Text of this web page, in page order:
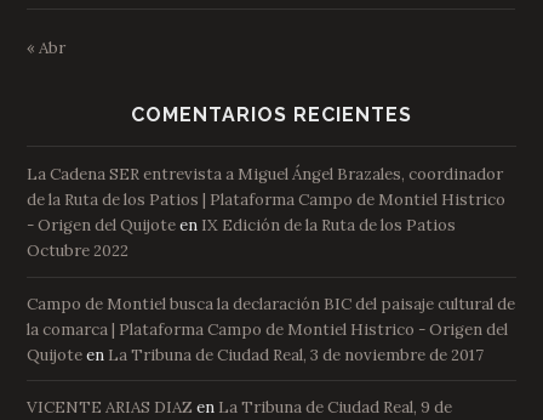
« Abr
COMENTARIOS RECIENTES
La Cadena SER entrevista a Miguel Ángel Brazales, coordinador
de la Ruta de los Patios | Plataforma Campo de Montiel Histrico
- Origen del Quijoteen IX Edición de la Ruta de los Patios
Octubre 2022
Campo de Montiel busca la declaración BIC del paisaje cultural de
la comarca | Plataforma Campo de Montiel Histrico - Origen del
Quijoteen La Tribuna de Ciudad Real, 3 de noviembre de 2017
VICENTE ARIAS DIAZ en La Tribuna de Ciudad Real, 9 de